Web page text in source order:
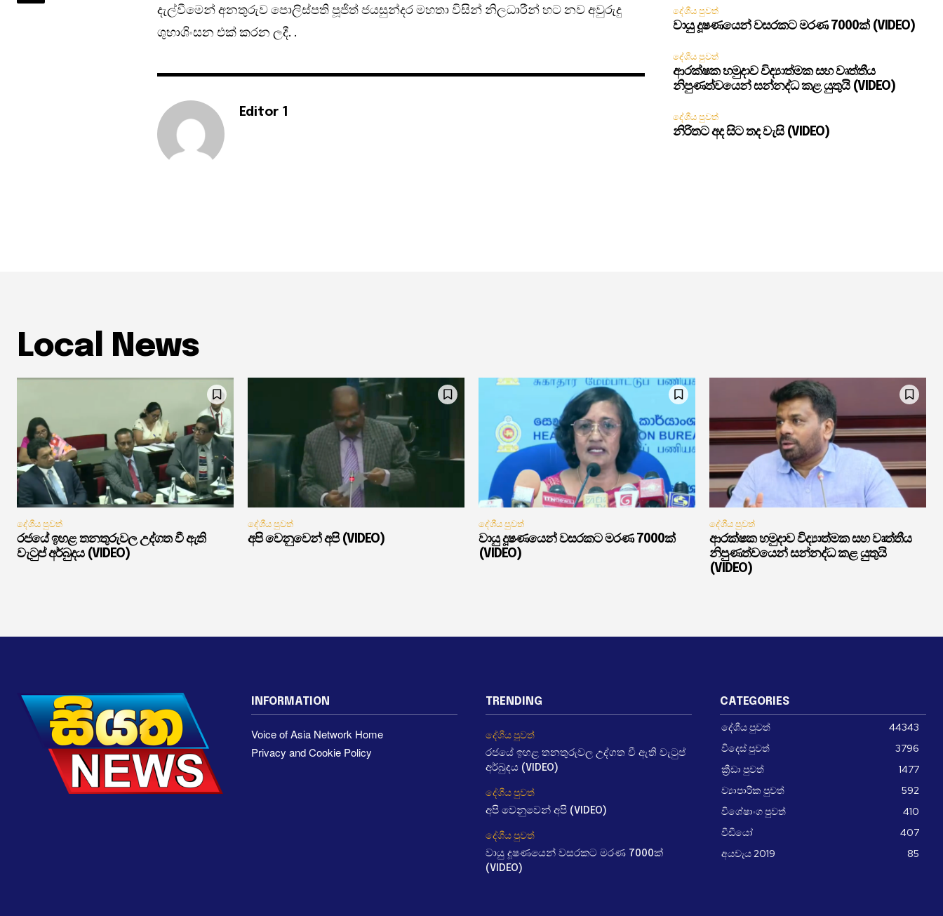
දැල්වීමෙන් අනතුරුව පොලිස්පති පූජිත් ජයසුන්දර මහතා විසින් නිලධාරීන් හට නව අවුරුදු
ශුභාශිංසන එක් කරන ලදී. .
Editor 1
දේශීය පුවත්
වායු දූෂණයෙන් වසරකට මරණ 7000ක් (VIDEO)
දේශීය පුවත්
ආරක්ෂක හමුදාව විද්‍යාත්මක සහ වෘත්තීය
නිපුණත්වයෙන් සන්නද්ධ කළ යුතුයි (VIDEO)
දේශීය පුවත්
නිරිතට අද සිට තද වැසි (VIDEO)
Local News
දේශීය පුවත්
රජයේ ඉහළ තනතුරුවල උද්ගත වී ඇති
වැටුප් අර්බුදය (VIDEO)
දේශීය පුවත්
අපි වෙනුවෙන් අපි (VIDEO)
දේශීය පුවත්
වායු දූෂණයෙන් වසරකට මරණ 7000ක්
(VIDEO)
දේශීය පුවත්
ආරක්ෂක හමුදාව විද්‍යාත්මක සහ වෘත්තීය
නිපුණත්වයෙන් සන්නද්ධ කළ යුතුයි
(VIDEO)
INFORMATION
Voice of Asia Network Home
Privacy and Cookie Policy
TRENDING
දේශීය පුවත්
රජයේ ඉහළ තනතුරුවල උද්ගත වී ඇති වැටුප්
අර්බුදය (VIDEO)
දේශීය පුවත්
අපි වෙනුවෙන් අපි (VIDEO)
දේශීය පුවත්
වායු දූෂණයෙන් වසරකට මරණ 7000ක්
(VIDEO)
CATEGORIES
දේශීය පුවත්
44343
විදෙස් පුවත්
3796
ක්‍රීඩා පුවත්
1477
ව්‍යාපාරික පුවත්
592
විශේෂාංග පුවත්
410
වීඩීයෝ
407
අයවැය 2019
85